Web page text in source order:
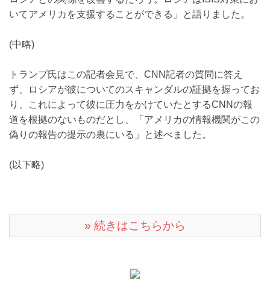
いてアメリカを支援することができる」と語りました。
(中略)
トランプ氏はこの記者会見で、CNN記者の質問に答え
ず、ロシアが彼についてのスキャンダルの証拠を握ってお
り、これによって彼に圧力をかけていたとするCNNの報
道を根拠のないものだとし、「アメリカの情報機関がこの
偽りの報告の提示の裏にいる」と述べました。
(以下略)
» 続きはこちらから